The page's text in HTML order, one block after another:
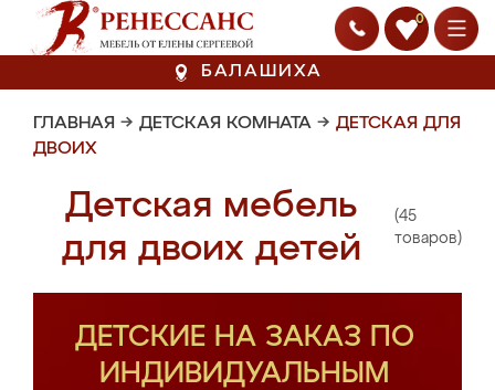
0
БАЛАШИХА
ГЛАВНАЯ → ДЕТСКАЯ КОМНАТА → ДЕТСКАЯ ДЛЯ
ДВОИХ
Детская мебель
для двоих детей
(45
товаров)
ДЕТСКИЕ НА ЗАКАЗ ПО
ИНДИВИДУАЛЬНЫМ